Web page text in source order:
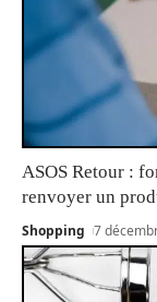
ASOS Retour :
renvoyer un
Shopping 7